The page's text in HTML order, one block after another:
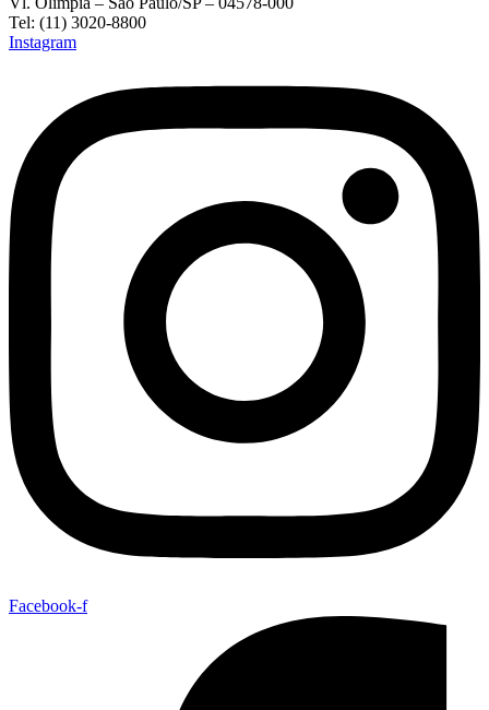
Tel: (11) 3020-8800
Instagram
Facebook-f